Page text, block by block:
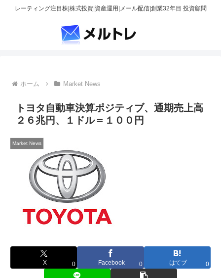
レーティング注目株|株式投資|資産運用|メール配信|創業32年目 投資顧問
ホーム Market News
トヨタ自動車決算ポジティブ、通期売上高
２６兆円、１ドル＝１００円
Market News
X 0 Facebook 0 はてブ 0